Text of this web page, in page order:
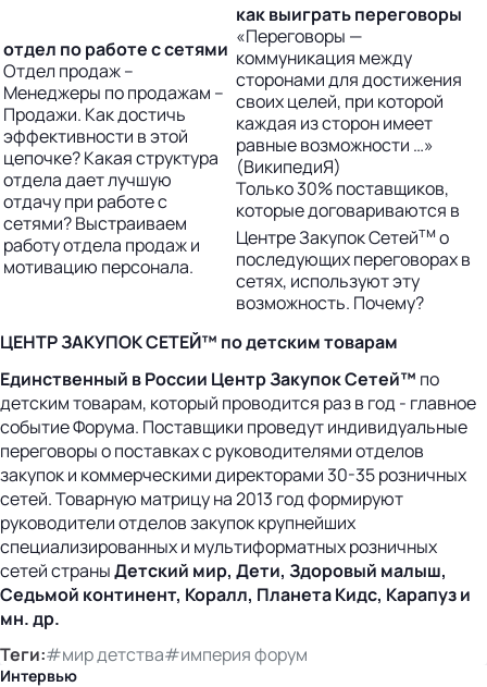
отдел по работе с сетями
Отдел продаж –
Менеджеры по продажам –
Продажи. Как достичь
эффективности в этой
цепочке? Какая структура
отдела дает лучшую
отдачу при работе с
сетями? Выстраиваем
работу отдела продаж и
мотивацию персонала.
как выиграть переговоры
«Переговоры —
коммуникация между
сторонами для достижения
своих целей, при которой
каждая из сторон имеет
равные возможности …»
(ВикипедиЯ)
Только 30% поставщиков,
которые договариваются в
Центре Закупок Сетейтм о
последующих переговорах в
сетях, используют эту
возможность. Почему?
ЦЕНТР ЗАКУПОК СЕТЕЙ™ по детским товарам
Единственный в России Центр Закупок Сетей™ по
детским товарам, который проводится раз в год - главное
событие Форума. Поставщики проведут индивидуальные
переговоры о поставках с руководителями отделов
закупок и коммерческими директорами 30-35 розничных
сетей. Товарную матрицу на 2013 год формируют
руководители отделов закупок крупнейших
специализированных и мультиформатных розничных
сетей страныДетский мир, Дети, Здоровый малыш,
Седьмой континент, Коралл, Планета Кидс, Карапуз и
мн. др.
Теги:#мир детства#империя форум
Интервью